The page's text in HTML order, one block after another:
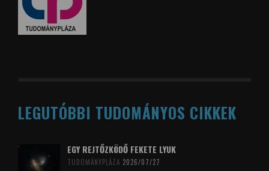
LEGUTÓBBI TUDOMÁNYOS CIKKEK
EGY REJTŐZKÖDŐ FEKETE LYUK
TUDOMÁNYPLÁZA 2026/07/27